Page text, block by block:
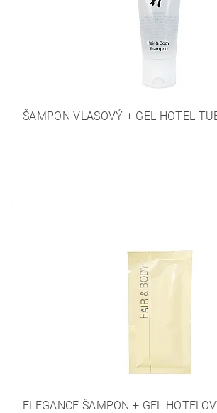
ŠAMPON VLASOVÝ + GEL HOTEL
ELEGANCE ŠAMPON + GEL